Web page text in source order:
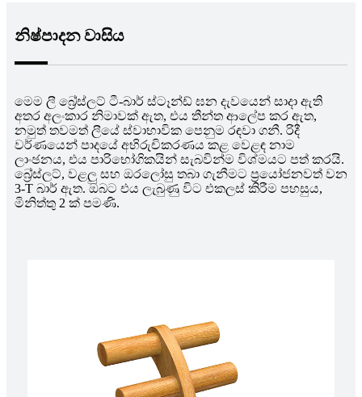
නිෂ්පාදන වාසිය
මෙම ලී බ්‍රේස්ලට් ටී-බාර් ස්ටෑන්ඩ් ඝන දැවයෙන් සාදා ඇති
අතර අලංකාර නිමාවක් ඇත, එය තීන්ත ආලේප කර ඇත,
නමුත් තවමත් ලීයේ ස්වාභාවික පෙනුම රඳවා ගනී. රිදී
වර්ණයෙන් පාදයේ අභිරුචිකරණය කළ වෙළඳ නාම
ලාංඡනය, එය පාරිභෝගිකයින් සැබවින්ම විශ්මයට පත් කරයි.
බ්‍රේස්ලට්, වළලු සහ ඔරලෝසු තබා ගැනීමට ප්‍රයෝජනවත් වන
3-T බාර් ඇත. ඔබට එය ලැබුණු විට එකලස් කිරීම පහසුය,
මිනිත්තු 2 ක් පමණි.